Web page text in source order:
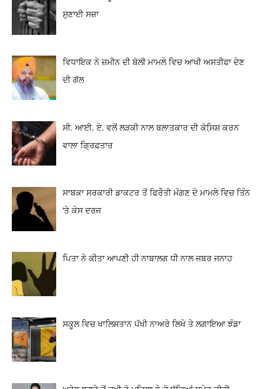
ਸੁਣਾਈ ਸਜ਼ਾ
ਵਿਧਾਇਕ ਨੇ ਜ਼ਮੀਨ ਦੀ ਬੋਲੀ ਮਾਮਲੇ ਵਿਚ ਆਖੀ ਅਸਤੀਫਾ ਦੇਣ
ਦੀ ਗੱਲ
ਸੀ. ਆਈ. ਏ. ਵਲੋਂ ਲੜਕੀ ਨਾਲ ਬਲਾਤਕਾਰ ਦੀ ਕੋਸਿ਼ਸ਼ ਕਰਨ
ਵਾਲਾ ਗ੍ਰਿਫ਼ਤਾਰ
ਸਾਬਕਾ ਸਰਕਾਰੀ ਡਾਕਟਰ ਤੋਂ ਫਿਰੌਤੀ ਮੰਗਣ ਦੇ ਮਾਮਲੇ ਵਿਚ ਤਿੰਨ
‘ਤੇ ਕੇਸ ਦਰਜ
ਪਿਤਾ ਨੇ ਕੀਤਾ ਆਪਣੀ ਹੀ ਨਾਬਾਲਗ ਧੀ ਨਾਲ ਜਬਰ ਜਨਾਹ
ਸਕੂਲ ਵਿਚ ਖਾਲਿਸਤਾਨ ਪੱਖੀ ਨਾਅਰੇ ਲਿਖੇ ਤੇ ਲਗਾਇਆ ਝੰਡਾ